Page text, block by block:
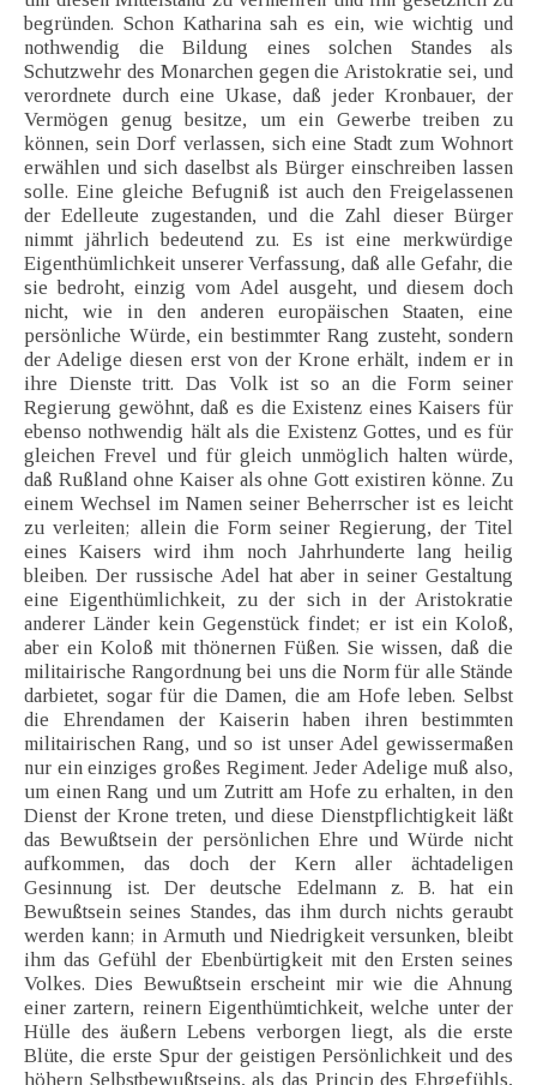
begründen. Schon Katharina sah es ein, wie wichtig und
nothwendig die Bildung eines solchen Standes als
Schutzwehr des Monarchen gegen die Aristokratie sei, und
verordnete durch eine Ukase, daß jeder Kronbauer, der
Vermögen genug besitze, um ein Gewerbe treiben zu
können, sein Dorf verlassen, sich eine Stadt zum Wohnort
erwählen und sich daselbst als Bürger einschreiben lassen
solle. Eine gleiche Befugniß ist auch den Freigelassenen
der Edelleute zugestanden, und die Zahl dieser Bürger
nimmt jährlich bedeutend zu. Es ist eine merkwürdige
Eigenthümlichkeit unserer Verfassung, daß alle Gefahr, die
sie bedroht, einzig vom Adel ausgeht, und diesem doch
nicht, wie in den anderen europäischen Staaten, eine
persönliche Würde, ein bestimmter Rang zusteht, sondern
der Adelige diesen erst von der Krone erhält, indem er in
ihre Dienste tritt. Das Volk ist so an die Form seiner
Regierung gewöhnt, daß es die Existenz eines Kaisers für
ebenso nothwendig hält als die Existenz Gottes, und es für
gleichen Frevel und für gleich unmöglich halten würde,
daß Rußland ohne Kaiser als ohne Gott existiren könne. Zu
einem Wechsel im Namen seiner Beherrscher ist es leicht
zu verleiten; allein die Form seiner Regierung, der Titel
eines Kaisers wird ihm noch Jahrhunderte lang heilig
bleiben. Der russische Adel hat aber in seiner Gestaltung
eine Eigenthümlichkeit, zu der sich in der Aristokratie
anderer Länder kein Gegenstück findet; er ist ein Koloß,
aber ein Koloß mit thönernen Füßen. Sie wissen, daß die
militairische Rangordnung bei uns die Norm für alle Stände
darbietet, sogar für die Damen, die am Hofe leben. Selbst
die Ehrendamen der Kaiserin haben ihren bestimmten
militairischen Rang, und so ist unser Adel gewissermaßen
nur ein einziges großes Regiment. Jeder Adelige muß also,
um einen Rang und um Zutritt am Hofe zu erhalten, in den
Dienst der Krone treten, und diese Dienstpflichtigkeit läßt
das Bewußtsein der persönlichen Ehre und Würde nicht
aufkommen, das doch der Kern aller ächtadeligen
Gesinnung ist. Der deutsche Edelmann z. B. hat ein
Bewußtsein seines Standes, das ihm durch nichts geraubt
werden kann; in Armuth und Niedrigkeit versunken, bleibt
ihm das Gefühl der Ebenbürtigkeit mit den Ersten seines
Volkes. Dies Bewußtsein erscheint mir wie die Ahnung
einer zartern, reinern Eigenthümtichkeit, welche unter der
Hülle des äußern Lebens verborgen liegt, als die erste
Blüte, die erste Spur der geistigen Persönlichkeit und des
höhern Selbstbewußtseins, als das Princip des Ehrgefühls,